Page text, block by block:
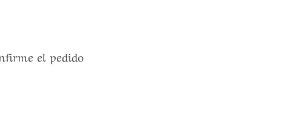
el pedido